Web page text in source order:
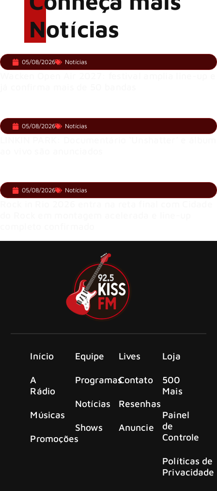
Notícias
05/08/2026 Notícias
05/08/2026 Notícias
05/08/2026 Notícias
Início
A
Rádio
Músicas
Promoções
Equipe
Programas
Notícias
Shows
Lives
Contato
Resenhas
Anuncie
Loja
500
Mais
Painel
de
Controle
Políticas de
Privacidade